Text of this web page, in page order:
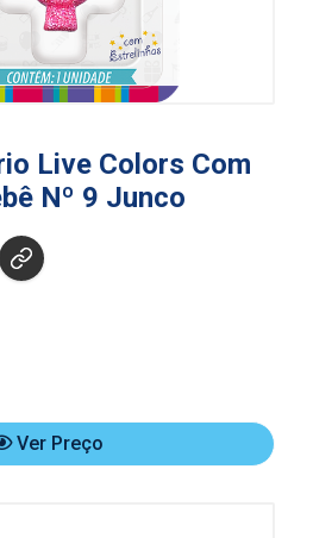
Live Colors Com
Nº 9 Junco
Ver Preço